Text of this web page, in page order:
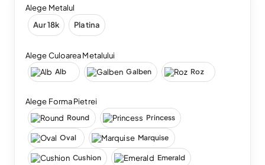
Alege Metalul
Aur 18k
Platina
Alege Culoarea Metalului
Alb Galben Roz
Alege Forma Pietrei
Round Princess
Oval Marquise
Cushion Emerald